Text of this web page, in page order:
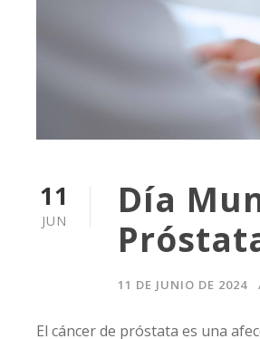
11
JUN
Día
11 DE JUNIO DE 2024
El cáncer de próstata es una